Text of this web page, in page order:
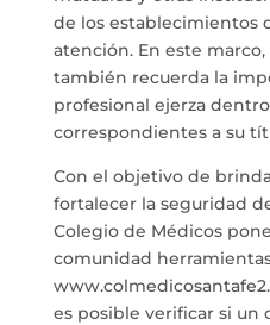
de los establecimientos
atención. En este
también recuerda la
profesional ejerza
correspondientes a su
Con el objetivo de
fortalecer la seguridad
Colegio de Médicos
comunidad
es posible verificar si un